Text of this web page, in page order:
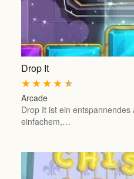
Drop It
★
★
★
★
★
Arcade
Drop It ist ein
einfachem,…